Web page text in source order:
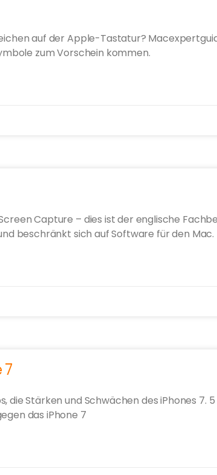
auf der Apple-Tastatur?
zum Vorschein kommen.
Capture – dies ist der englische
beschränkt sich auf Software für den Mac.
7
die Stärken und Schwächen des iPhones 7. 5
das iPhone 7